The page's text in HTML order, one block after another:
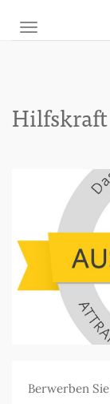
NAVIGATION
Hilfskraft
Berwerben